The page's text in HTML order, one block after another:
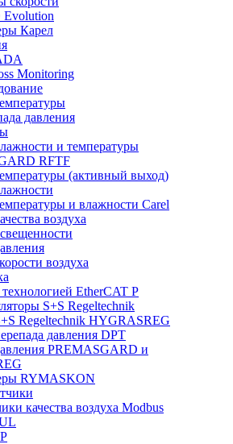
Evolution
Карел
Monitoring
давления
и температуры
RFTF
(активный выход)
и влажности Carel
воздуха
воздуха
EtherCAT P
S+S Regeltechnik
Regeltechnik HYGRASREG
давления DPT
PREMASGARD и
RYMASKON
качества воздуха Modbus